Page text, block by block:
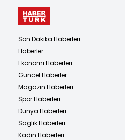
Son Dakika Haberleri
Haberler
Ekonomi Haberleri
Güncel Haberler
Magazin Haberleri
Spor Haberleri
Dünya Haberleri
Sağlık Haberleri
Kadın Haberleri